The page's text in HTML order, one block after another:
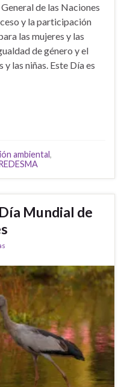
de las Naciones
y la participación
las mujeres y las
de género y el
las niñas. Este Día es
ambiental,
Mundial de